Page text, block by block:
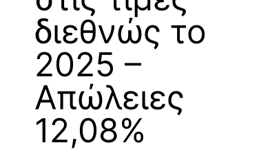
διεθνώς το
2025 –
Απώλειες
12,08%